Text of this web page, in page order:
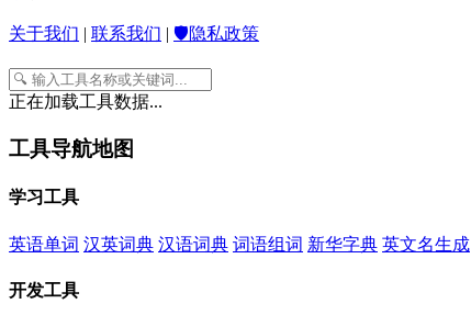
关于我们 联系我们 🛡️隐私政策
正在加载工具数据...
工具导航地图
学习工具
英语单词 汉英词典 汉语词典 词语组词 新华字典 英文名生成
开发工具